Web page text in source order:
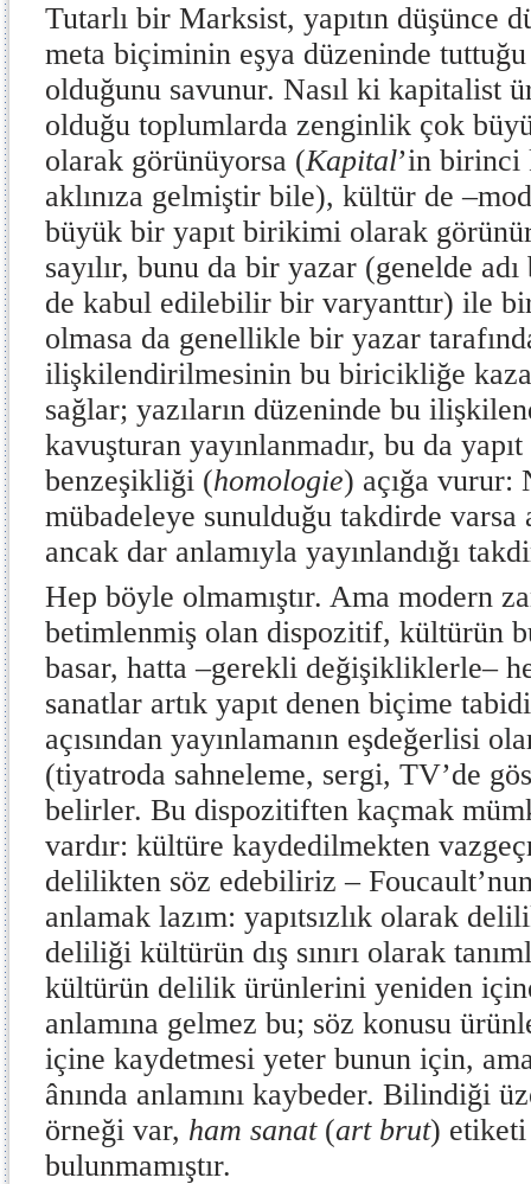
Tutarlı bir Marksist, yapıtın düşünce
meta biçiminin eşya düzeninde
olduğunu savunur. Nasıl ki kapitalist
olduğu toplumlarda zenginlik çok
olarak görünüyorsa (Kapital’in birinci
aklınıza gelmiştir bile), kültür de
büyük bir yapıt birikimi olarak
sayılır, bunu da bir yazar (genelde
de kabul edilebilir bir varyanttır) ile
olmasa da genellikle bir yazar
ilişkilendirilmesinin bu biricikliğe
sağlar; yazıların düzeninde bu
kavuşturan yayınlanmadır, bu da
benzeşikliği (homologie) açığa vurur:
mübadeleye sunulduğu takdirde varsa
ancak dar anlamıyla yayınlandığı
Hep böyle olmamıştır. Ama modern
betimlenmiş olan dispozitif, kültürün
basar, hatta –gerekli değişikliklerle–
sanatlar artık yapıt denen biçime
açısından yayınlamanın eşdeğerlisi
(tiyatroda sahneleme, sergi, TV’de
belirler. Bu dispozitiften kaçmak
vardır: kültüre kaydedilmekten
delilikten söz edebiliriz – Foucault’nun
anlamak lazım: yapıtsızlık olarak
deliliği kültürün dış sınırı olarak
kültürün delilik ürünlerini yeniden
anlamına gelmez bu; söz konusu
içine kaydetmesi yeter bunun için,
ânında anlamını kaybeder. Bilindiği
örneği var, ham sanat(art brut) etiketi
bulunmamıştır.